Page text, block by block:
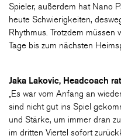
Spieler, außerdem hat Nano
heute Schwierigkeiten,
Rhythmus. Trotzdem müssen
Tage bis zum nächsten
Jaka Lakovic, Headcoach
„Es war vom Anfang an
sind nicht gut ins Spiel
und Stärke, um immer dran
im dritten Viertel sofort